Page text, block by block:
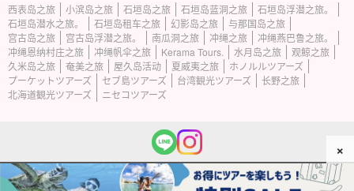
西表岛之旅 小滨岛之旅 石垣岛之旅 石垣岛蓝洞之旅
石垣岛浮潜之旅。
石垣岛潜水之旅。
石垣岛租车之旅 幻影岛之旅
与那国岛之旅
宫古岛之旅
宫古岛浮潜之旅。 南瓜洞之旅 冲绳之旅
冲绳燕巴鲁之旅。
冲绳恩纳村庄之旅
冲绳帆伞之旅 Kerama Tours. 水月岛之旅
观鲸之旅
久米岛之旅
奄美之旅 屋久岛活动 夏威夷之旅
ホノルルツアーズ
プーケットツアーズ
セブ島ツアーズ 台湾観光ツアーズ
长野之旅
北海道観光ツアーズ
ニセコツアーズ
(c) 2026 西表岛旅游公司版权所有。.
×